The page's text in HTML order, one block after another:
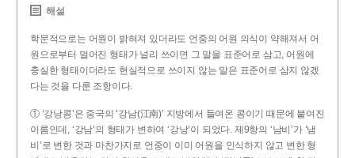
해설
학문적으로는 어원이 밝혀져 있더라도 언중의 어원 의식이 약해져서 어
원으로부터 멀어진 형태가 널리 쓰이면 그 말을 표준어로 삼고, 어원에
충실한 형태이더라도 현실적으로 쓰이지 않는 말은 표준어로 삼지 않겠
다는 것을 다룬 조항이다.
① ‘강낭콩’은 중국의 ‘강남(江南)’ 지방에서 들여온 콩이기 때문에 붙여진
이름인데, ‘강남’의 형태가 변하여 ‘강낭’이 되었다. 제9항의 ‘남비’가 ‘냄
비’로 변한 것과 마찬가지로 언중이 이미 어원을 인식하지 않고 변한 형